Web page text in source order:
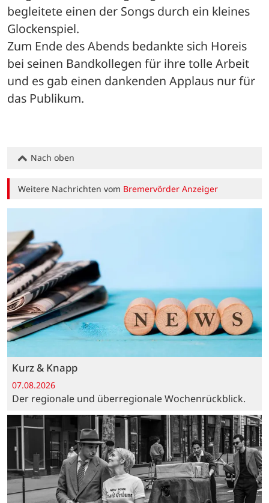
begleitete einen der Songs durch ein kleines
Glockenspiel.
Zum Ende des Abends bedankte sich Horeis
bei seinen Bandkollegen für ihre tolle Arbeit
und es gab einen dankenden Applaus nur für
das Publikum.
Nach oben
Weitere Nachrichten vom Bremervörder Anzeiger
Kurz & Knapp
07.08.2026
Der regionale und überregionale Wochenrückblick.